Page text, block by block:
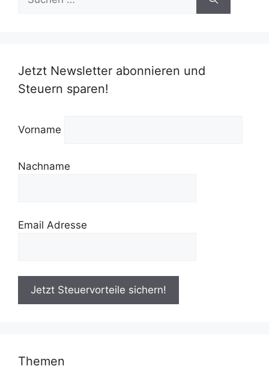
nach:
Jetzt Newsletter abonnieren und
Steuern sparen!
Vorname
Nachname
Email Adresse
Themen